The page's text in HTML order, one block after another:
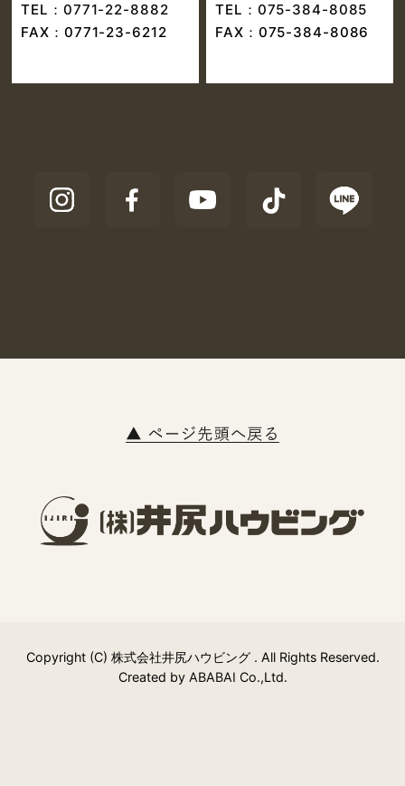
TEL： 0771-22-8882
FAX：0771-23-6212
TEL： 075-384-8085
FAX：075-384-8086
Copyright (C) 株式会社井尻ハウビング . All Rights Reserved.
Created by ABABAI Co.,Ltd.